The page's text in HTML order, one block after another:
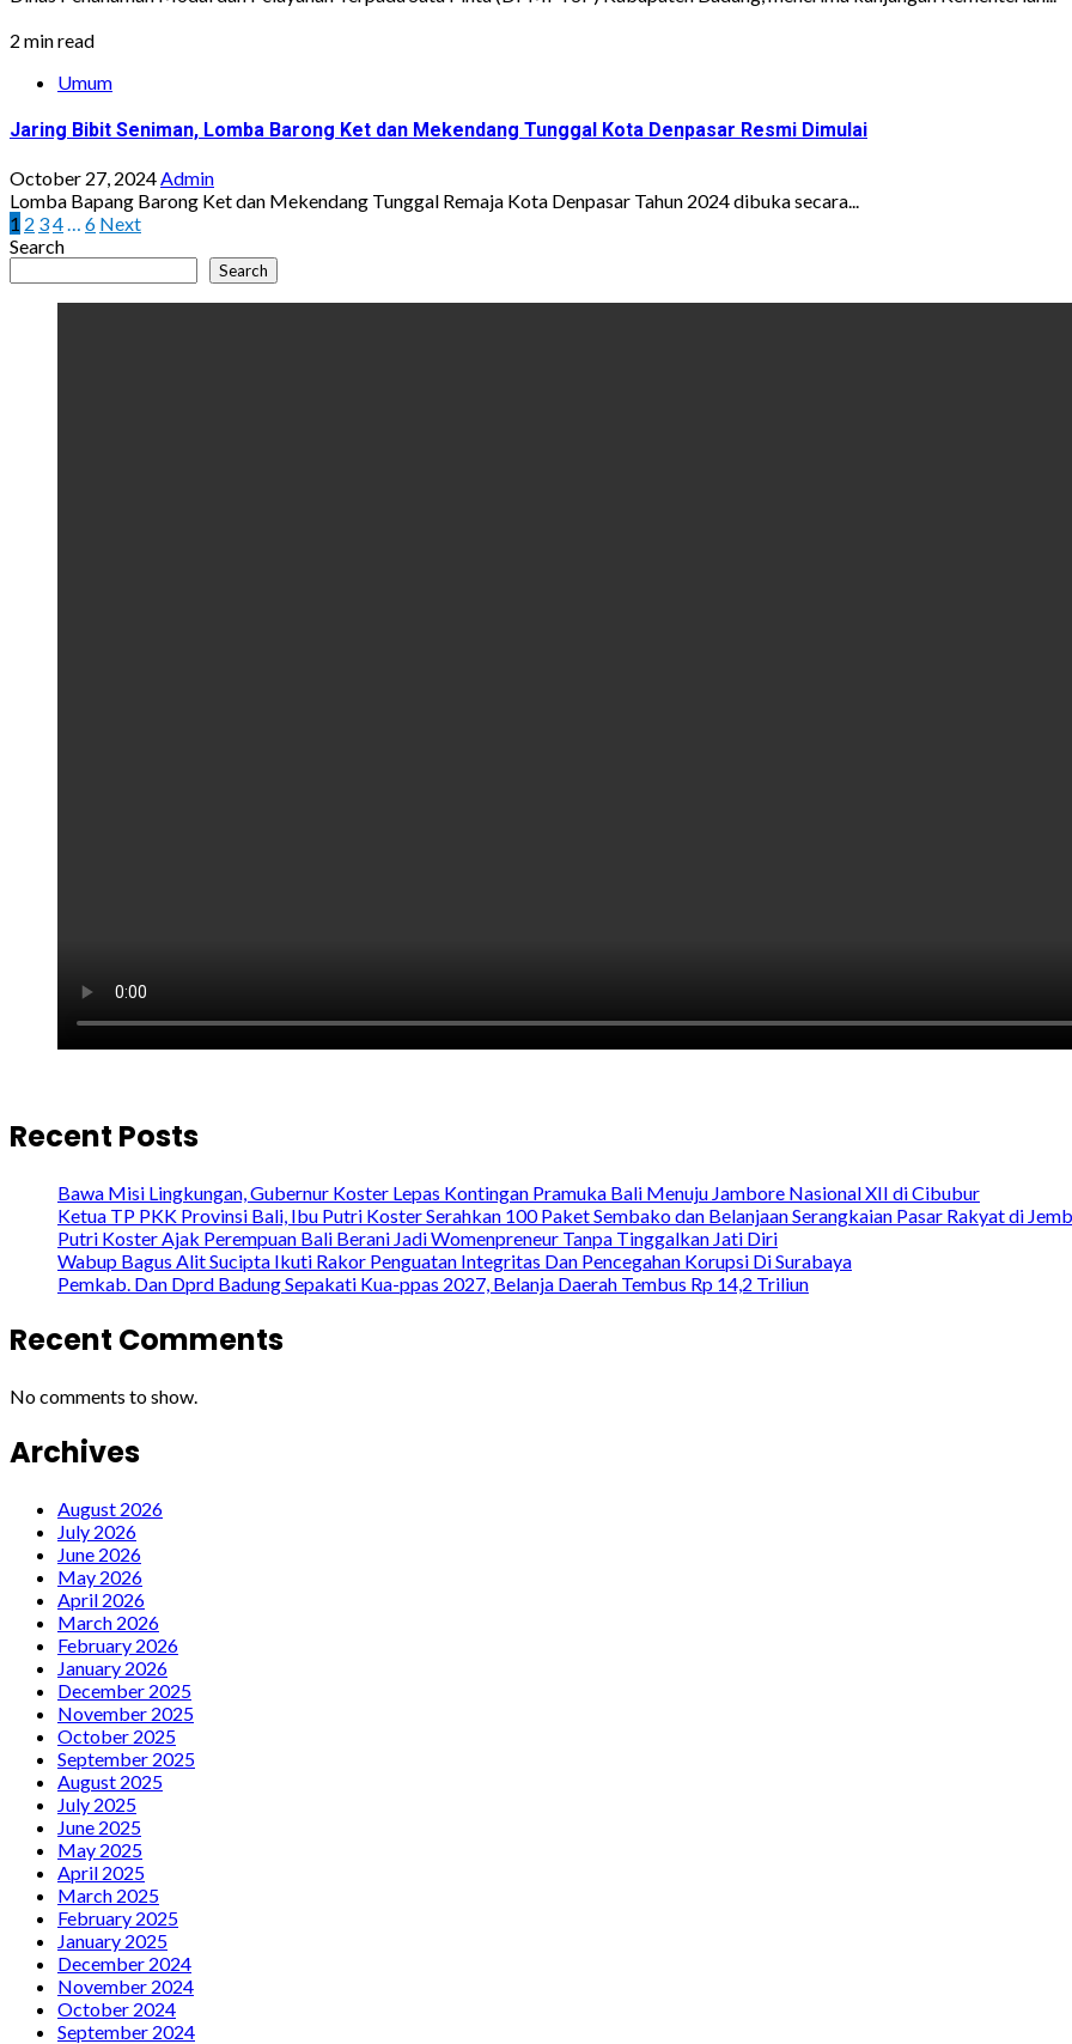
2 min read
Umum
Jaring Bibit Seniman, Lomba Barong Ket dan Mekendang Tunggal Kota Denpasar Resmi Dimulai
October 27, 2024Admin
Lomba Bapang Barong Ket dan Mekendang Tunggal Remaja Kota Denpasar Tahun 2024 dibuka secara...
Posts
pagination
1 2 34… 6 Next
Search
Search
Recent Posts
Bawa Misi Lingkungan, Gubernur Koster Lepas Kontingan Pramuka Bali Menuju Jambore Nasional XII di Cibubur
Ketua TP PKK Provinsi Bali, Ibu Putri Koster Serahkan 100 Paket Sembako dan Belanjaan Serangkaian Pasar Rakyat di
Putri Koster Ajak Perempuan Bali Berani Jadi Womenpreneur Tanpa Tinggalkan Jati Diri
Wabup Bagus Alit Sucipta Ikuti Rakor Penguatan Integritas Dan Pencegahan Korupsi Di Surabaya
Pemkab. Dan Dprd Badung Sepakati Kua-ppas 2027, Belanja Daerah Tembus Rp 14,2 Triliun
Recent Comments
No comments to show.
Archives
August 2026
July 2026
June 2026
May 2026
April 2026
March 2026
February 2026
January 2026
December 2025
November 2025
October 2025
September 2025
August 2025
July 2025
June 2025
May 2025
April 2025
March 2025
February 2025
January 2025
December 2024
November 2024
October 2024
September 2024